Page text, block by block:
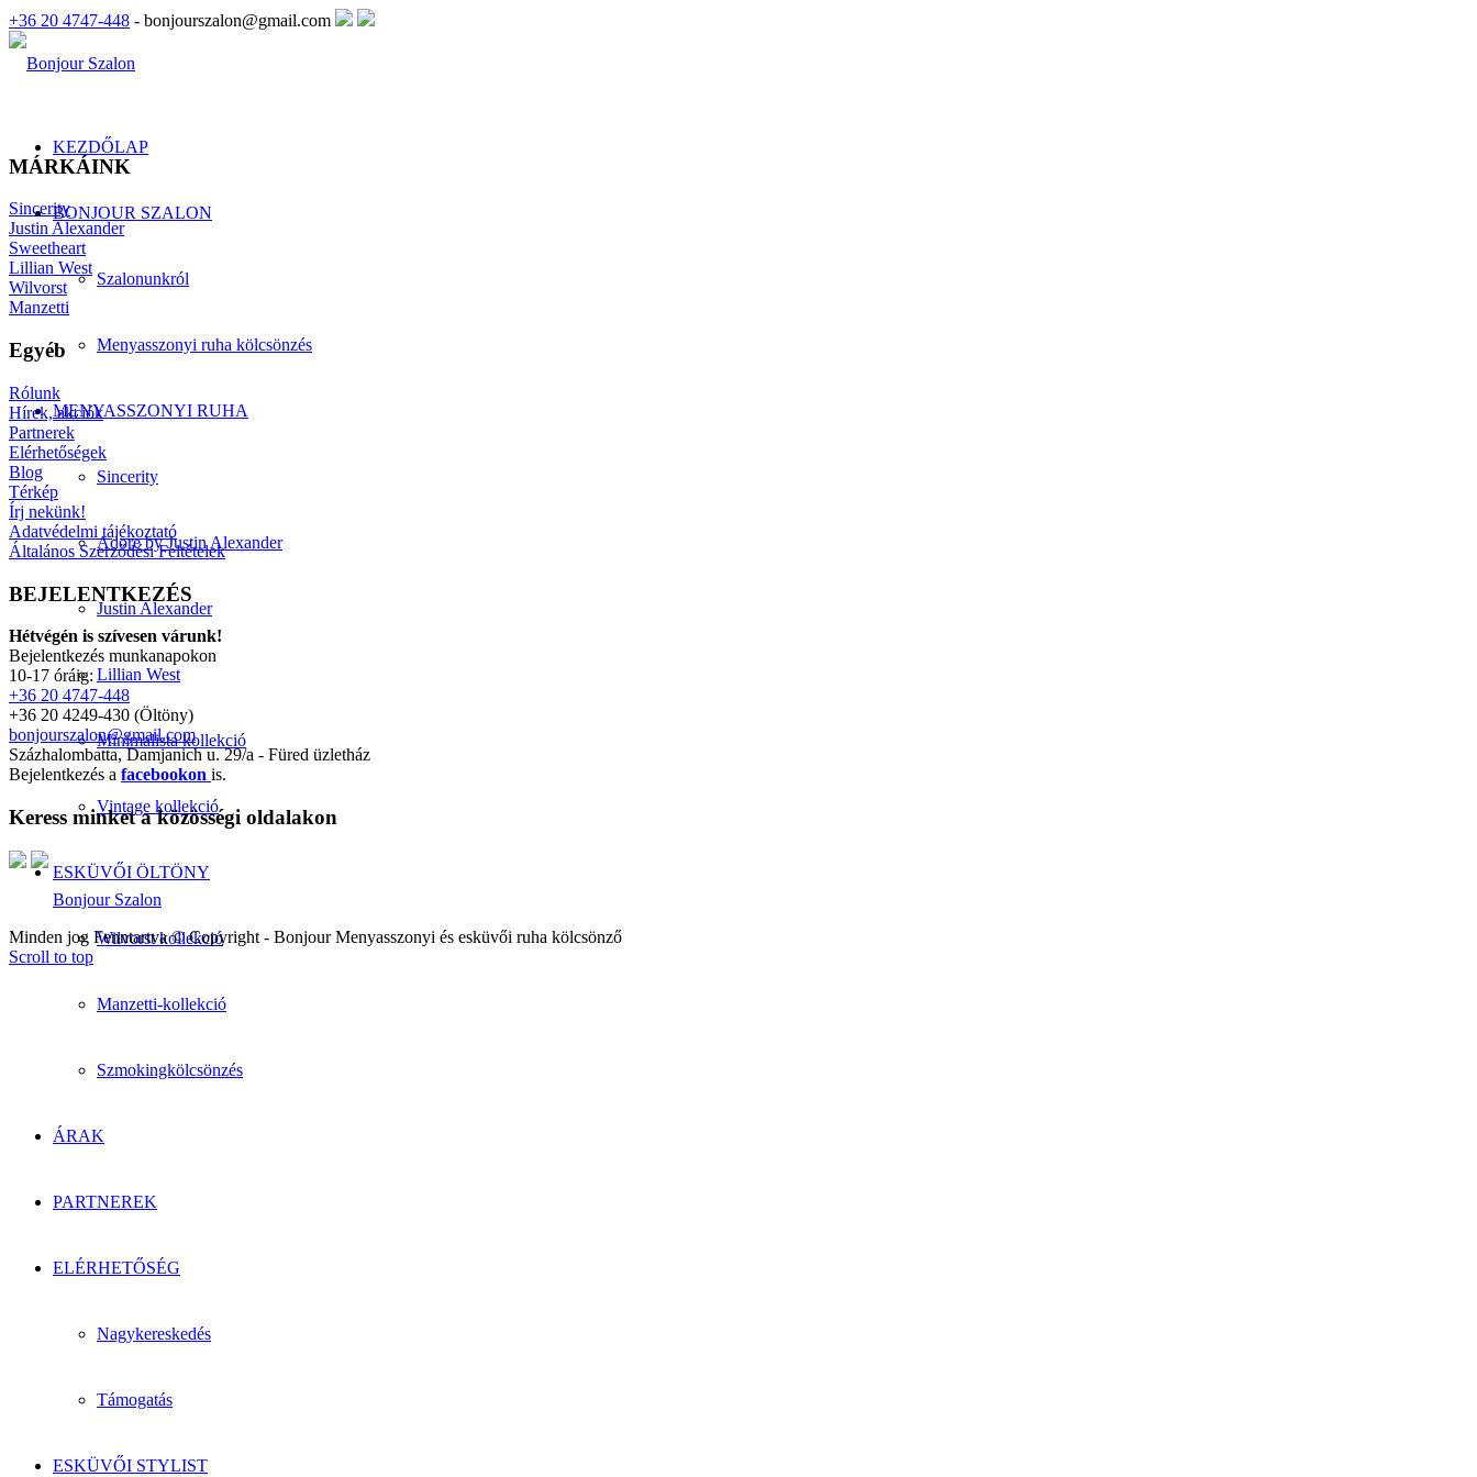
+36 20 4747-448 - bonjourszalon@gmail.com
KEZDŐLAP
BONJOUR SZALON
Szalonunkról
Menyasszonyi ruha kölcsönzés
MENYASSZONYI RUHA
Sincerity
Adore by Justin Alexander
Justin Alexander
Lillian West
Minimalista kollekció
Vintage kollekció
ESKÜVŐI ÖLTÖNY
Wilvorst kollekció
Manzetti-kollekció
Szmokingkölcsönzés
ÁRAK
PARTNEREK
ELÉRHETŐSÉG
Nagykereskedés
Támogatás
ESKÜVŐI STYLIST
MÁRKÁINK
Sincerity
Justin Alexander
Sweetheart
Lillian West
Wilvorst
Manzetti
Egyéb
Rólunk
Hírek, akciók
Partnerek
Elérhetőségek
Blog
Térkép
Írj nekünk!
Adatvédelmi tájékoztató
Általános Szerződési Feltételek
BEJELENTKEZÉS
Hétvégén is szívesen várunk!
Bejelentkezés munkanapokon
10-17 óráig:
+36 20 4747-448
+36 20 4249-430 (Öltöny)
bonjourszalon@gmail.com
Százhalombatta, Damjanich u. 29/a - Füred üzletház
Bejelentkezés a facebookon is.
Keress minket a közösségi oldalakon
Bonjour Szalon
Minden jog Fenntartva © Copyright - Bonjour Menyasszonyi és esküvői ruha kölcsönző
Scroll to top